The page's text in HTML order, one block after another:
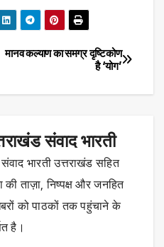
मानव कल्याण का समग्र दृष्टिकोण
है ‘योग’
संवाद भारती
भारती उत्तराखंड सहित
की ताज़ा, निष्पक्ष और जनहित
को पाठकों तक पहुंचाने के
है।